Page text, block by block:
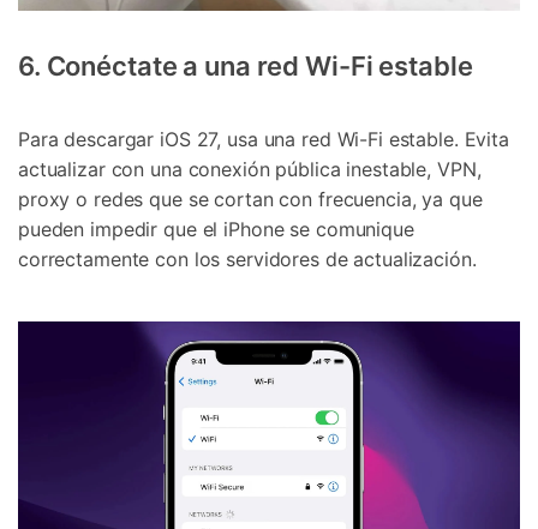
6. Conéctate a una red Wi-Fi estable
Para descargar iOS 27, usa una red Wi-Fi estable. Evita
actualizar con una conexión pública inestable, VPN,
proxy o redes que se cortan con frecuencia, ya que
pueden impedir que el iPhone se comunique
correctamente con los servidores de actualización.